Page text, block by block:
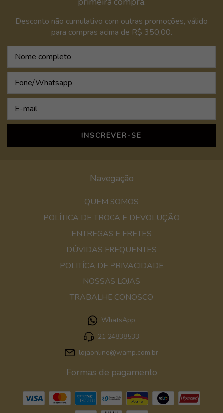
Desconto não cumulativo com outras promoções, válido
para compras acima de R$ 350,00.
Navegação
QUEM SOMOS
POLÍTICA DE TROCA E DEVOLUÇÃO
ENTREGAS E FRETES
DÚVIDAS FREQUENTES
POLITÍCA DE PRIVACIDADE
NOSSAS LOJAS
TRABALHE CONOSCO
WhatsApp
21 24838533
lojaonline@wamp.com.br
Formas de pagamento